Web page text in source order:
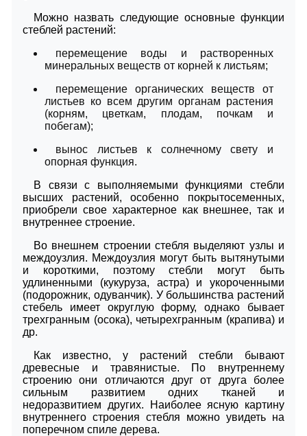
Можно назвать следующие основные функции
стеблей растений:
перемещение воды и растворенных
минеральных веществ от корней к листьям;
перемещение органических веществ от
листьев ко всем другим органам растения
(корням, цветкам, плодам, почкам и
побегам);
вынос листьев к солнечному свету и
опорная функция.
В связи с выполняемыми функциями стебли
высших растений, особенно покрытосеменных,
приобрели свое характерное как внешнее, так и
внутреннее строение.
Во внешнем строении стебля выделяют узлы и
междоузлия. Междоузлия могут быть вытянутыми
и короткими, поэтому стебли могут быть
удлиненными (кукуруза, астра) и укороченными
(подорожник, одуванчик). У большинства растений
стебель имеет округлую форму, однако бывает
трехгранным (осока), четырехгранным (крапива) и
др.
Как известно, у растений стебли бывают
древесные и травянистые. По внутреннему
строению они отличаются друг от друга более
сильным развитием одних тканей и
недоразвитием других. Наиболее ясную картину
внутреннего строения стебля можно увидеть на
поперечном спиле дерева.